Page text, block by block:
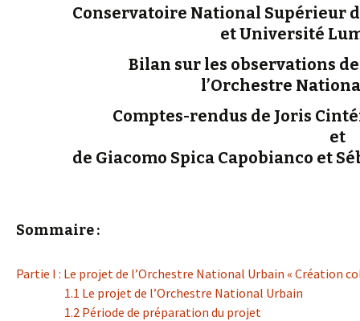
Conservatoire National Supérieur
et Université
Bilan sur les observations
l’Orchestre
Comptes-rendus de Joris
et
de Giacomo Spica Capobianco et
Sommaire :
Partie I : Le projet de l’Orchestre National Urbain « Création
1.1 Le projet de l’Orchestre National Urbain
1.2 Période de préparation du projet